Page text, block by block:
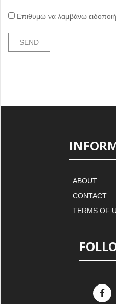
Επιθυμώ να λαμβάνω
ABOUT
CONTACT
TERMS OF